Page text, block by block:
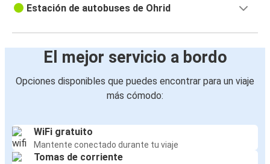
Estación de autobuses de Ohrid
El mejor servicio a bordo
Opciones disponibles que puedes encontrar para un viaje
más cómodo:
WiFi gratuito
Mantente conectado durante tu viaje
Tomas de corriente